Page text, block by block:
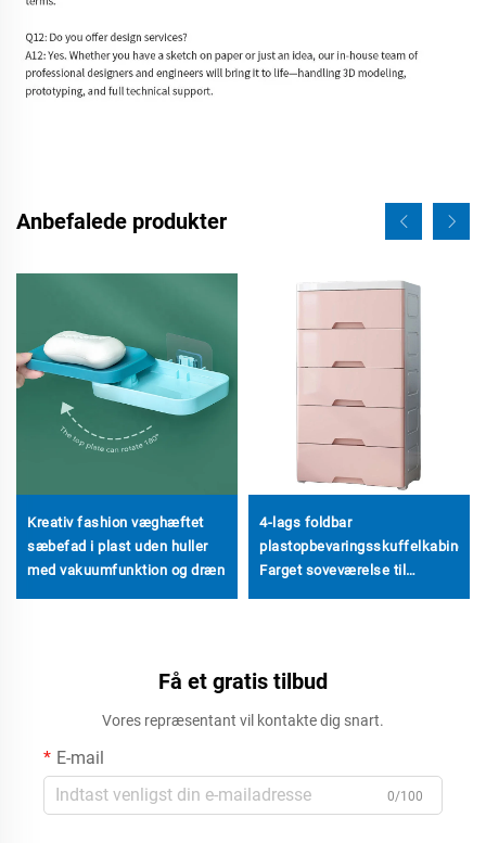
Anbefalede produkter
Kreativ fashion væghæftet
sæbefad i plast uden huller
med vakuumfunktion og dræn
4-lags foldbar
plastopbevaringsskuffelkabinet
Farget soveværelse til
Få et gratis tilbud
Vores repræsentant vil kontakte dig snart.
E-mail
0/100